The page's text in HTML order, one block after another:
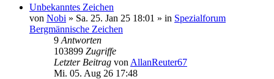
Unbekanntes Zeichen
von Nobi » Sa. 25. Jan 25 18:01 » in Spezialforum
Bergmännische Zeichen
9 Antworten
103899 Zugriffe
Letzter Beitrag von AllanReuter67
Mi. 05. Aug 26 17:48